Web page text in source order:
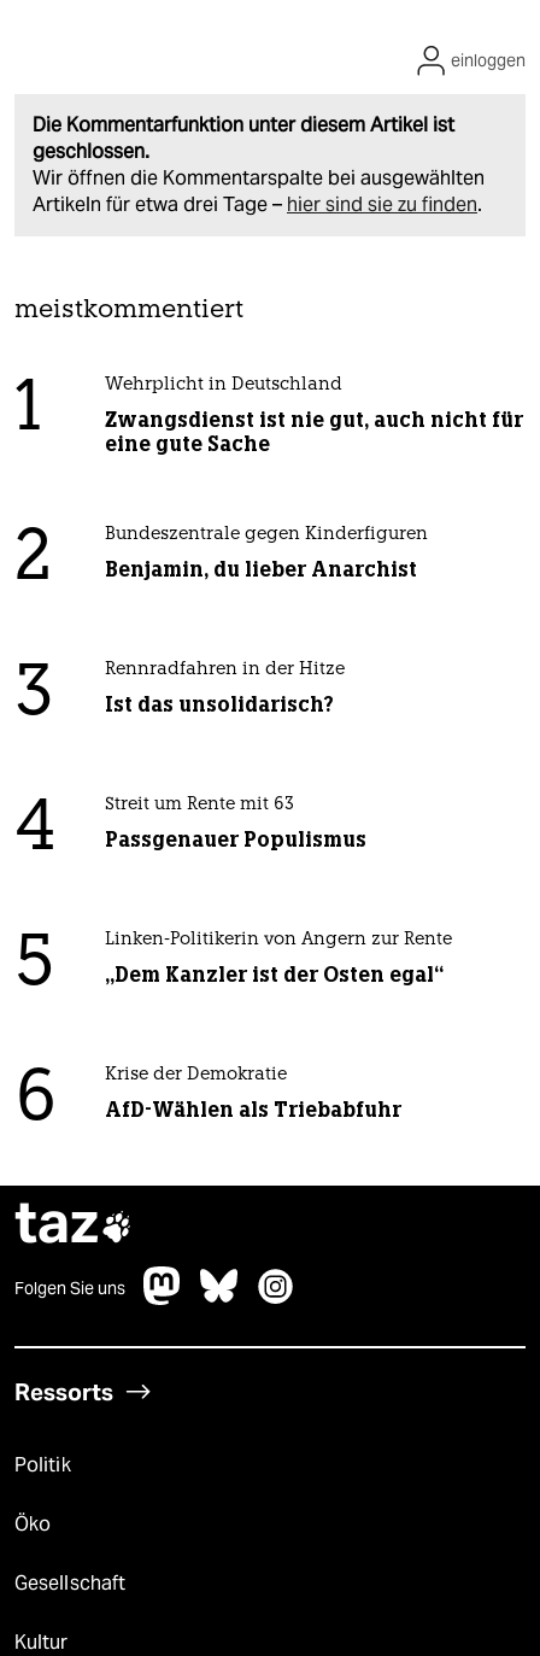
Die Kommentarfunktion unter diesem Artikel ist
geschlossen.
Wir öffnen die Kommentarspalte bei ausgewählten
Artikeln für etwa drei Tage – hier sind sie zu finden.
einloggen
meistkommentiert
1 Wehrplicht in Deutschland
Zwangsdienst ist nie gut, auch nicht für
eine gute Sache
2 Bundeszentrale gegen Kinderfiguren
Benjamin, du lieber Anarchist
3 Rennradfahren in der Hitze
Ist das unsolidarisch?
4 Streit um Rente mit 63
Passgenauer Populismus
5 Linken-Politikerin von Angern zur Rente
„Dem Kanzler ist der Osten egal“
6 Krise der Demokratie
AfD-Wählen als Triebabfuhr
taz
Folgen Sie uns
Ressorts
Politik
Öko
Gesellschaft
Kultur